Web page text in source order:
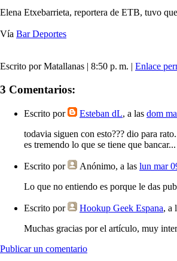
Elena Etxebarrieta, reportera de ETB, tuvo
Vía Bar Deportes
Escrito por Matallanas | 8:50 p. m. | Enlace
3 Comentarios:
Escrito por Esteban dL, a las dom
todavia siguen con esto??? dio para
es tremendo lo que se tiene que bancar...
Escrito por Anónimo, a las lun mar
Lo que no entiendo es porque le das
Escrito por Hookup Geek Espana, a
Muchas gracias por el artículo, muy
Publicar un comentario